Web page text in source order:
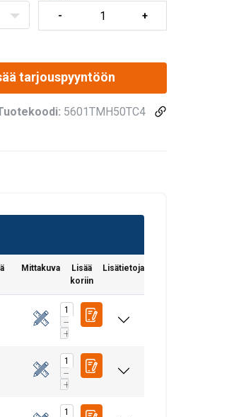
tarjouspyyntöön
5601TMH50TC4
Mittakuva
Lisää
koriin
Lisätietoja